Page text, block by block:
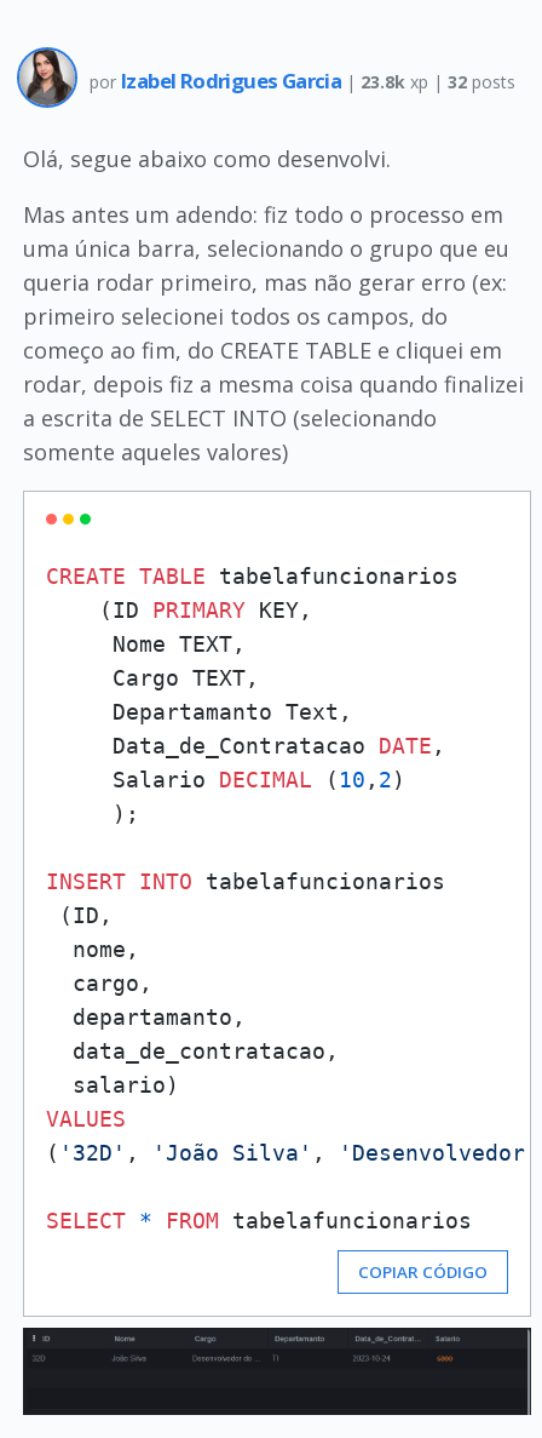
por Izabel Rodrigues Garcia | 23.8k xp | 32posts
Olá, segue abaixo como desenvolvi.
Mas antes um adendo: fiz todo o processo em
uma única barra, selecionando o grupo que eu
queria rodar primeiro, mas não gerar erro (ex:
primeiro selecionei todos os campos, do
começo ao fim, do CREATE TABLE e cliquei em
rodar, depois fiz a mesma coisa quando finalizei
a escrita de SELECT INTO (selecionando
somente aqueles valores)
CREATE TABLE tabelafuncionarios
    (ID
PRIMARY KEY,
     Nome TEXT,
     Cargo TEXT,
     Departamanto Text,
     Data_de_Contratacao
DATE ,
     Salario
DECIMAL ( 10 , 2)
     );
INSERT INTO tabelafuncionarios
(ID,
  nome,
  cargo,
  departamanto,
  data_de_contratacao,
VALUES
( '32D' , 'João Silva' ,
SELECT * FROM
COPIAR CÓDIGO